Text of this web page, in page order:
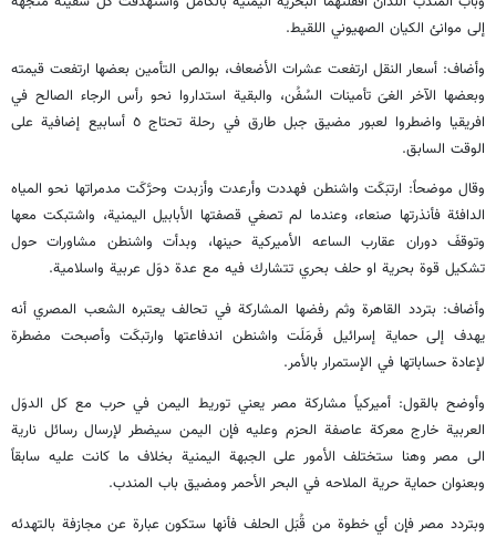
إلى موانئ الكيان الصهيوني اللقيط.
وأضاف: أسعار النقل ارتفعت عشرات الأضعاف، بوالص التأمين بعضها ارتفعت قيمته
وبعضها الآخر الغىَ تأمينات السُفُن، والبقية استداروا نحو رأس الرجاء الصالح في
افريقيا واضطروا لعبور مضيق جبل طارق في رحلة تحتاج ٥ أسابيع إضافية على
الوقت السابق.
وقال موضحاً: ارتبَكَت واشنطن فهددت وأرعدت وأزبدت وحرَّكَت مدمراتها نحو المياه
الدافئة فأنذرتها صنعاء، وعندما لم تصغي قصفتها الأبابيل اليمنية، واشتبكت معها
وتوقفَ دوران عقارب الساعه الأميركية حينها، وبدأت واشنطن مشاورات حول
تشكيل قوة بحرية او حلف بحري تتشارك فيه مع عدة دوَل عربية واسلامية.
وأضاف: بتردد القاهرة وثم رفضها المشاركة في تحالف يعتبره الشعب المصري أنه
يهدف إلى حماية إسرائيل فَرمَلَت واشنطن اندفاعتها وارتبكَت وأصبحت مضطرة
لإعادة حساباتها في الإستمرار بالأمر.
وأوضح بالقول: أميركياً مشاركة مصر يعني توريط اليمن في حرب مع كل الدوَل
العربية خارج معركة عاصفة الحزم وعليه فإن اليمن سيضطر لإرسال رسائل نارية
الى مصر وهنا ستختلف الأمور على الجبهة اليمنية بخلاف ما كانت عليه سابقاً
وبعنوان حماية حرية الملاحه في البحر الأحمر ومضيق باب المندب.
وبتردد مصر فإن أي خطوة من قُبَل الحلف فأنها ستكون عبارة عن مجازفة بالتهدئه